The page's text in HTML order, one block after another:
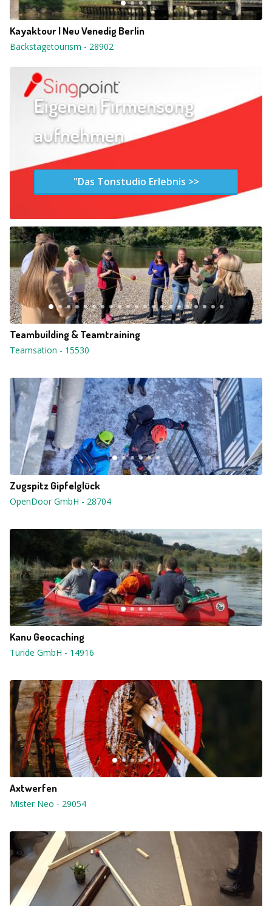
Kayaktour | Neu Venedig Berlin
Backstagetourism - 28902
Eigenen Firmensong
aufnehmen
"Das Tonstudio Erlebnis >>
Teambuilding & Teamtraining
Teamsation - 15530
Zugspitz Gipfelglück
OpenDoor GmbH - 28704
Kanu Geocaching
Turide GmbH - 14916
Axtwerfen
Mister Neo - 29054